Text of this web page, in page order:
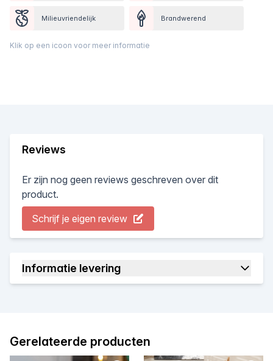
Milieuvriendelijk Brandwerend
Klik op een icoon voor meer informatie
Reviews
Er zijn nog geen reviews geschreven over dit
product.
Schrijf je eigen review
Informatie levering
Gerelateerde producten